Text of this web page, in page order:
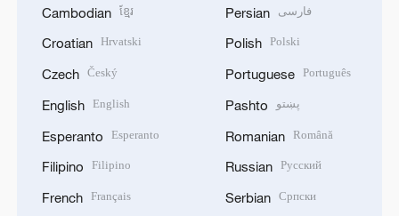
Cambodian ខ្មែរ
Croatian Hrvatski
Czech Český
English English
Esperanto Esperanto
Filipino Filipino
French Français
Persian فارسی
Polish Polski
Portuguese Português
Pashto پښتو
Romanian Română
Russian Русский
Serbian Српски